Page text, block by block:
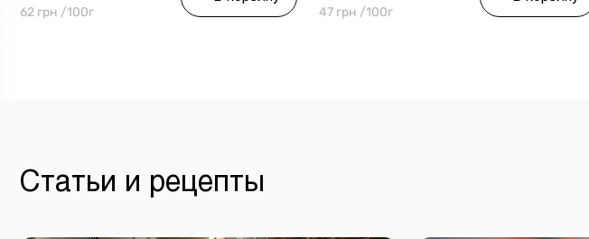
62 грн /100г 47 грн /100г
Статьи и рецепты